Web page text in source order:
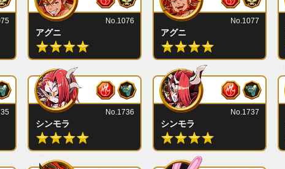
アグニ
No.1076
アグニ
No.1077
シンモラ
No.1736
シンモラ
No.1737